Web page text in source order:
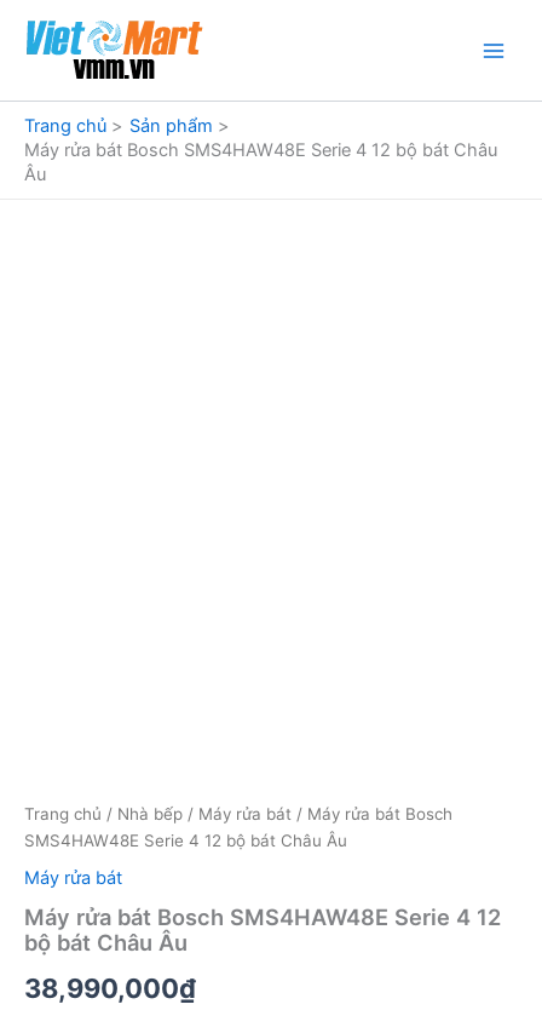
dung
Trang chủ
Sản phẩm
Máy rửa bát Bosch SMS4HAW48E Serie 4 12 bộ bát Châu
Âu
Trang chủ / Nhà bếp / Máy rửa bát / Máy rửa bát Bosch
SMS4HAW48E Serie 4 12 bộ bát Châu Âu
Máy rửa bát
Máy rửa bát Bosch SMS4HAW48E Serie 4 12
bộ bát Châu Âu
38,990,000₫